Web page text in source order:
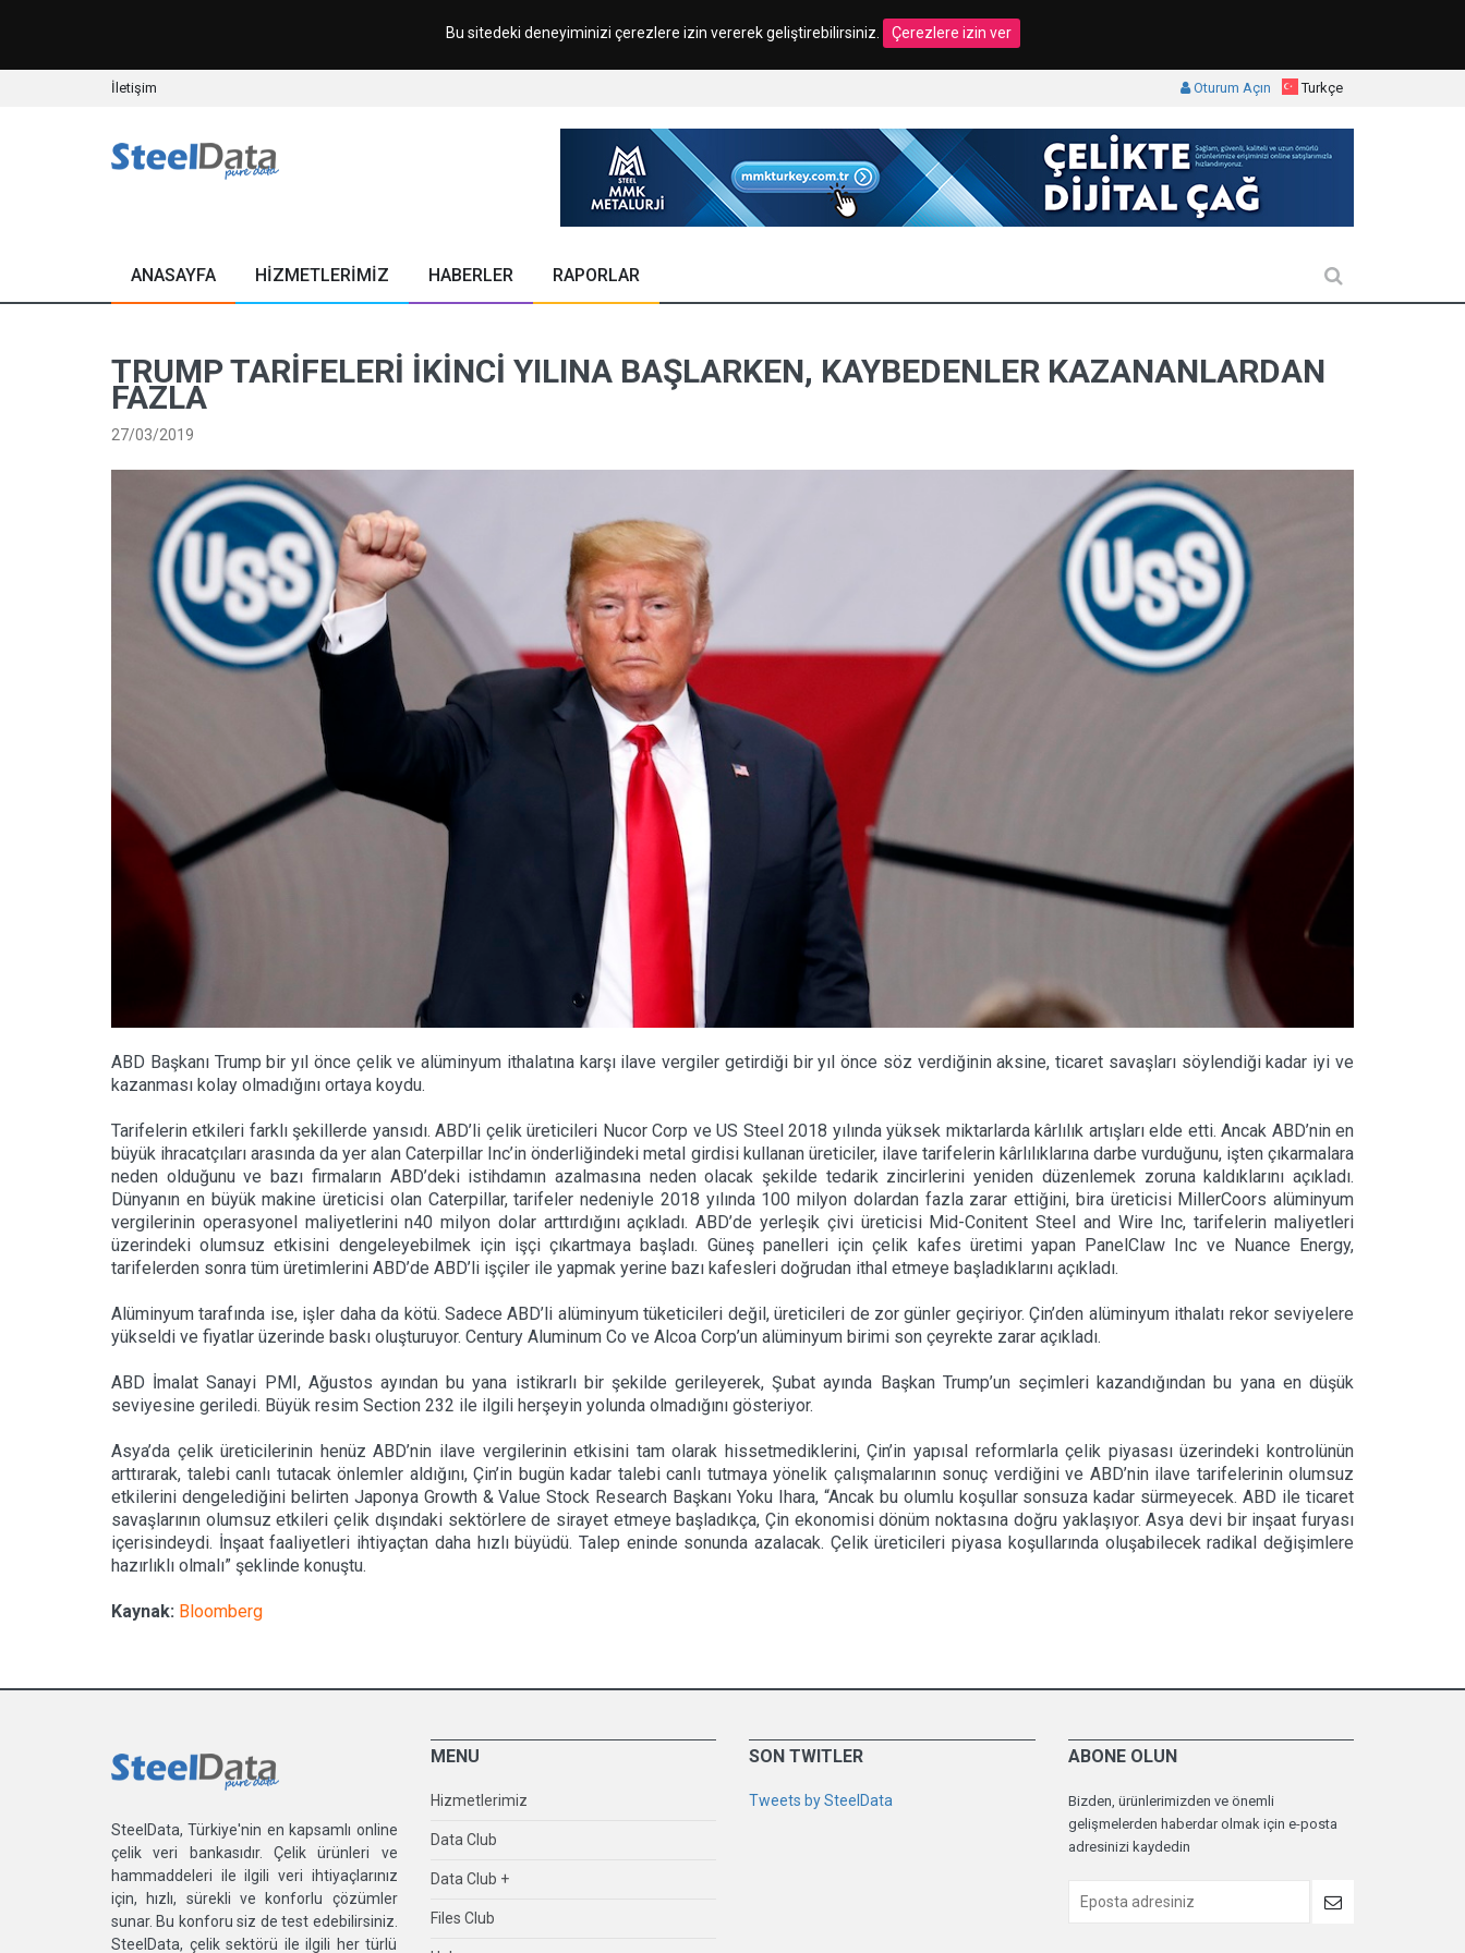
Bu sitedeki deneyiminizi çerezlere izin vererek geliştirebilirsiniz. Çerezlere izin ver
İletişim Oturum Açın Turkçe
ANASAYFA HİZMETLERİMİZ HABERLER RAPORLAR
TRUMP TARIFELERI İKINCI YILINA BAŞLARKEN, KAYBEDENLER KAZANANLARDAN
FAZLA
27/03/2019
ABD Başkanı Trump bir yıl önce çelik ve alüminyum ithalatına karşı ilave vergiler getirdiği bir yıl önce söz verdiğinin aksine, ticaret savaşları söylendiği kadar iyi ve
kazanması kolay olmadığını ortaya koydu.
Tarifelerin etkileri farklı şekillerde yansıdı. ABD’li çelik üreticileri Nucor Corp ve US Steel 2018 yılında yüksek miktarlarda kârlılık artışları elde etti. Ancak ABD’nin en
büyük ihracatçıları arasında da yer alan Caterpillar Inc’in önderliğindeki metal girdisi kullanan üreticiler, ilave tarifelerin kârlılıklarına darbe vurduğunu, işten çıkarmalara
neden olduğunu ve bazı firmaların ABD’deki istihdamın azalmasına neden olacak şekilde tedarik zincirlerini yeniden düzenlemek zoruna kaldıklarını açıkladı.
Dünyanın en büyük makine üreticisi olan Caterpillar, tarifeler nedeniyle 2018 yılında 100 milyon dolardan fazla zarar ettiğini, bira üreticisi MillerCoors alüminyum
vergilerinin operasyonel maliyetlerini n40 milyon dolar arttırdığını açıkladı. ABD’de yerleşik çivi üreticisi Mid-Conitent Steel and Wire Inc, tarifelerin maliyetleri
üzerindeki olumsuz etkisini dengeleyebilmek için işçi çıkartmaya başladı. Güneş panelleri için çelik kafes üretimi yapan PanelClaw Inc ve Nuance Energy,
tarifelerden sonra tüm üretimlerini ABD’de ABD’li işçiler ile yapmak yerine bazı kafesleri doğrudan ithal etmeye başladıklarını açıkladı.
Alüminyum tarafında ise, işler daha da kötü. Sadece ABD’li alüminyum tüketicileri değil, üreticileri de zor günler geçiriyor. Çin’den alüminyum ithalatı rekor seviyelere
yükseldi ve fiyatlar üzerinde baskı oluşturuyor. Century Aluminum Co ve Alcoa Corp’un alüminyum birimi son çeyrekte zarar açıkladı.
ABD İmalat Sanayi PMI, Ağustos ayından bu yana istikrarlı bir şekilde gerileyerek, Şubat ayında Başkan Trump’un seçimleri kazandığından bu yana en düşük
seviyesine geriledi. Büyük resim Section 232 ile ilgili herşeyin yolunda olmadığını gösteriyor.
Asya’da çelik üreticilerinin henüz ABD’nin ilave vergilerinin etkisini tam olarak hissetmediklerini, Çin’in yapısal reformlarla çelik piyasası üzerindeki kontrolünün
arttırarak, talebi canlı tutacak önlemler aldığını, Çin’in bugün kadar talebi canlı tutmaya yönelik çalışmalarının sonuç verdiğini ve ABD’nin ilave tarifelerinin olumsuz
etkilerini dengelediğini belirten Japonya Growth & Value Stock Research Başkanı Yoku Ihara, “Ancak bu olumlu koşullar sonsuza kadar sürmeyecek. ABD ile ticaret
savaşlarının olumsuz etkileri çelik dışındaki sektörlere de sirayet etmeye başladıkça, Çin ekonomisi dönüm noktasına doğru yaklaşıyor. Asya devi bir inşaat furyası
içerisindeydi. İnşaat faaliyetleri ihtiyaçtan daha hızlı büyüdü. Talep eninde sonunda azalacak. Çelik üreticileri piyasa koşullarında oluşabilecek radikal değişimlere
hazırlıklı olmalı” şeklinde konuştu.
Kaynak: Bloomberg
SteelData, Türkiye'nin en kapsamlı online
çelik veri bankasıdır. Çelik ürünleri ve
hammaddeleri ile ilgili veri ihtiyaçlarınız
için, hızlı, sürekli ve konforlu çözümler
sunar. Bu konforu siz de test edebilirsiniz.
SteelData, çelik sektörü ile ilgili her türlü
MENU
Hizmetlerimiz
Data Club
Data Club +
Files Club
SON TWITLER
Tweets by SteelData
ABONE OLUN
Bizden, ürünlerimizden ve önemli
gelişmelerden haberdar olmak için e-posta
adresinizi kaydedin